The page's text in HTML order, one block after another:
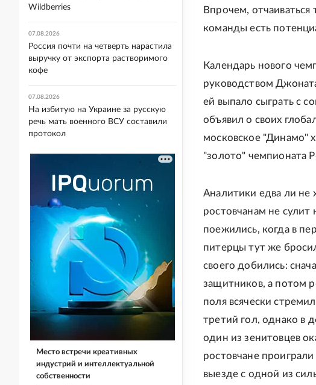
Впрочем,
команды есть
Календарь нового
руководством
ей выпало сыграть с
объявил о своих
московское "Динамо"
"золото" чемпионата
Аналитики едва ли не
ростовчанам не сулит
поежились, когда в
питерцы тут же
своего добились:
защитников, а потом
поля всячески
третий гол, однако в
один из зенитовцев
ростовчане
выезде с одной из
Wildberries
07.08.2026
Россия почти на четверть нарастила
выручку от экспорта растворимого
кофе
07.08.2026
На избитую на Украине за русскую
речь мать военного ВСУ составили
протокол
Место встречи креативных
индустрий и интеллектуальной
собственности